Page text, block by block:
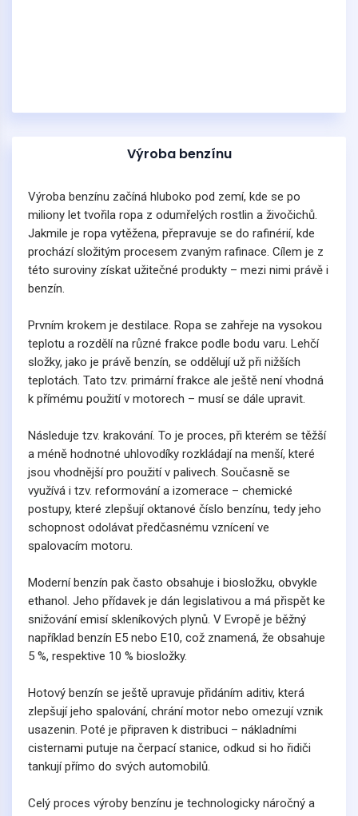
Výroba benzínu
Výroba benzínu začíná hluboko pod zemí, kde se po
miliony let tvořila ropa z odumřelých rostlin a živočichů.
Jakmile je ropa vytěžena, přepravuje se do rafinérií, kde
prochází složitým procesem zvaným rafinace. Cílem je z
této suroviny získat užitečné produkty – mezi nimi právě i
benzín.
Prvním krokem je destilace. Ropa se zahřeje na vysokou
teplotu a rozdělí na různé frakce podle bodu varu. Lehčí
složky, jako je právě benzín, se oddělují už při nižších
teplotách. Tato tzv. primární frakce ale ještě není vhodná
k přímému použití v motorech – musí se dále upravit.
Následuje tzv. krakování. To je proces, při kterém se těžší
a méně hodnotné uhlovodíky rozkládají na menší, které
jsou vhodnější pro použití v palivech. Současně se
využívá i tzv. reformování a izomerace – chemické
postupy, které zlepšují oktanové číslo benzínu, tedy jeho
schopnost odolávat předčasnému vznícení ve
spalovacím motoru.
Moderní benzín pak často obsahuje i biosložku, obvykle
ethanol. Jeho přídavek je dán legislativou a má přispět ke
snižování emisí skleníkových plynů. V Evropě je běžný
například benzín E5 nebo E10, což znamená, že obsahuje
5 %, respektive 10 % biosložky.
Hotový benzín se ještě upravuje přidáním aditiv, která
zlepšují jeho spalování, chrání motor nebo omezují vznik
usazenin. Poté je připraven k distribuci – nákladními
cisternami putuje na čerpací stanice, odkud si ho řidiči
tankují přímo do svých automobilů.
Celý proces výroby benzínu je technologicky náročný a